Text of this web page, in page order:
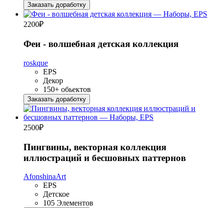
Заказать доработку
2200₽
Феи - волшебная детская коллекция
roskque
EPS
Декор
150+ обьектов
Заказать доработку
2500₽
Пингвины, векторная коллекция
иллюстраций и бесшовных паттернов
AfonshinaArt
EPS
Детское
105 Элементов